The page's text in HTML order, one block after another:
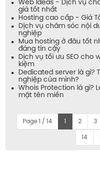
Dịch vụ chăm sóc
Web Ideas - Dịch vụ
giá tốt nhất
Hosting cao cấp - Giá
Dịch vụ chăm sóc nội
nghiệp
Mua hosting ở đâu tốt
đáng tin cậy
Dịch vụ tối ưu SEO cho
kiệm
Dedicated server là gì?
nghiệp của mình?
Whois Protection là gì?
Page 1 / 14 1 2 3
14